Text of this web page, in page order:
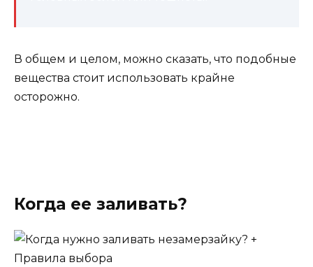
В общем и целом, можно сказать, что подобные
вещества стоит использовать крайне
осторожно.
Когда ее заливать?